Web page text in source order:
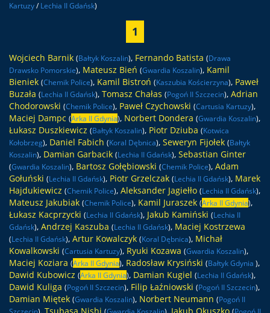
Kartuzy/Lechia II Gdańsk)
1
Wojciech Barnik (Bałtyk Koszalin), Fernando Batista (Drawa
Drawsko Pomorskie), Mateusz Bień (Gwardia Koszalin), Kamil
Bieniek (Chemik Police), Kamil Bistroń (Kaszubia Kościerzyna), Paweł
Buzała (Lechia II Gdańsk), Tomasz Chałas (Pogoń II Szczecin), Adrian
Chodorowski (Chemik Police), Paweł Czychowski (Cartusia Kartuzy),
Maciej Dampc (Arka II Gdynia), Norbert Dondera (Gwardia Koszalin),
Łukasz Duszkiewicz (Bałtyk Koszalin), Piotr Dziuba (Kotwica
Kołobrzeg), Daniel Fabich (Koral Dębnica), Seweryn Fijołek (Bałtyk
Koszalin), Damian Garbacik (Lechia II Gdańsk), Sebastian Ginter
(Gwardia Koszalin), Bartosz Gołębiowski (Chemik Police), Adam
Gołuński (Lechia II Gdańsk), Piotr Grzelczak (Lechia II Gdańsk), Marek
Hajdukiewicz (Chemik Police), Aleksander Jagiełło (Lechia II Gdańsk),
Mateusz Jakubiak (Chemik Police), Kamil Juraszek (Arka II Gdynia),
Łukasz Kacprzycki (Lechia II Gdańsk), Jakub Kamiński (Lechia II
Gdańsk), Andrzej Kaszuba (Lechia II Gdańsk), Maciej Kostrzewa
(Lechia II Gdańsk), Artur Kowalczyk (Koral Dębnica), Michał
Kowalkowski (Cartusia Kartuzy), Ryuki Kozawa (Gwardia Koszalin),
Maciej Koziara (Arka II Gdynia), Radosław Krysiński (Bałtyk Gdynia ),
Dawid Kubowicz (Arka II Gdynia), Damian Kugiel (Lechia II Gdańsk),
Dawid Kuliga (Pogoń II Szczecin), Filip Łaźniowski (Pogoń II Szczecin),
Damian Miętek (Gwardia Koszalin), Norbert Neumann (Pogoń II